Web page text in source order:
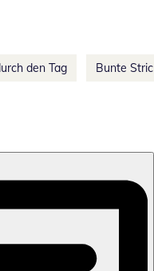
den Tag Bunte